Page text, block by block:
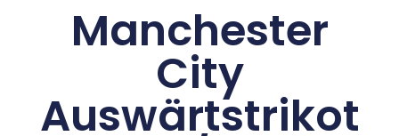
Manchester
City
Auswärtstrikot